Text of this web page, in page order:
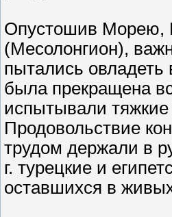
Опустошив Морею,
(Месолонгион),
пытались овладеть
была прекращена
испытывали
Продовольствие
трудом держали в
г. турецкие и
оставшихся в